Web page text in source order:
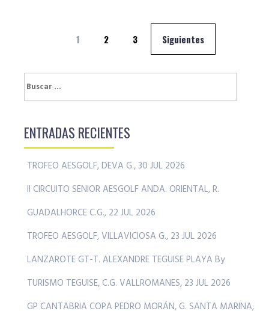
Navegación
entradas
1 2 3 Siguientes
Buscar:
ENTRADAS RECIENTES
TROFEO AESGOLF, DEVA G., 30 JUL 2026
II CIRCUITO SENIOR AESGOLF ANDA. ORIENTAL, R.
GUADALHORCE C.G., 22 JUL 2026
TROFEO AESGOLF, VILLAVICIOSA G., 23 JUL 2026
LANZAROTE GT-T. ALEXANDRE TEGUISE PLAYA By
TURISMO TEGUISE, C.G. VALLROMANES, 23 JUL 2026
GP CANTABRIA COPA PEDRO MORÁN, G. SANTA MARINA,